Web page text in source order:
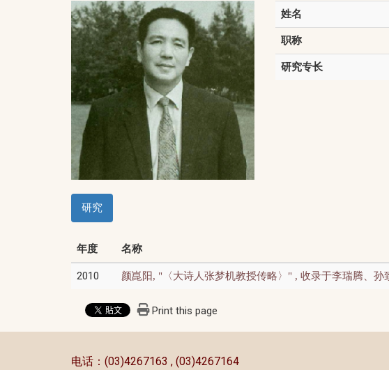
姓名
职称
研究专长
研究
年度 名称
2010 颜崑阳, "〈大诗人张梦机教授传略〉" , 收录于李瑞腾、
Print this page
电话：(03)4267163 , (03)4267164